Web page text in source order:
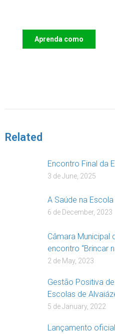
Aprenda como
Related
Encontro Final da
3 de June, 2025
A Saúde na Escola
6 de December, 2023
Câmara Municipal
encontro “Brincar
2 de May, 2023
Gestão Positiva
Escolas de
5 de January, 2022
Lançamento